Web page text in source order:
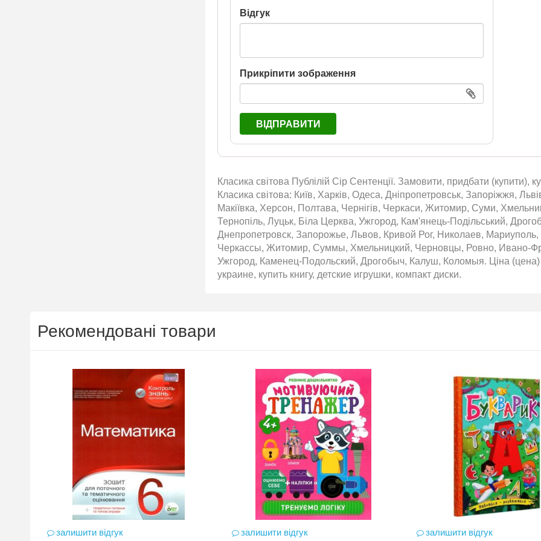
Відгук
Прикріпити зображення
ВІДПРАВИТИ
Класика світова Публілій Сір Сентенції. Замовити, придбати (купити),
Класика світова: Київ, Харків, Одеса, Дніпропетровськ, Запоріжжя,
Макіївка, Херсон, Полтава, Чернігів, Черкаси, Житомир, Суми,
Тернопіль, Луцьк, Біла Церква, Ужгород, Кам'янець-Подільський,
Днепропетровск, Запорожье, Львов, Кривой Рог, Николаев,
Черкассы, Житомир, Суммы, Хмельницкий, Черновцы, Ровно, Ивано-
Ужгород, Каменец-Подольский, Дрогобыч, Калуш, Коломыя. Ціна (цена)
украине, купить книгу, детские игрушки, компакт диски.
Рекомендовані товари
залишити відгук залишити відгук залишити відгук